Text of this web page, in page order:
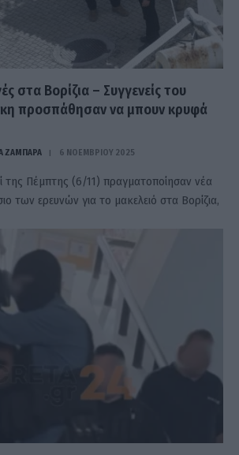
στα Βορίζια – Συγγενείς του
προσπάθησαν να μπουν κρυφά
ΖΑΜΠΑΡΑ 6 ΝΟΕΜΒΡΊΟΥ 2025
της Πέμπτης (6/11) πραγματοποίησαν νέα
των ερευνών για το μακελειό στα Βορίζια,